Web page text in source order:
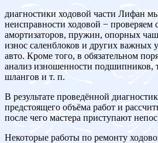
диагностики ходовой части Лифан
неисправности ходовой − проверяем
амортизаторов, пружин, опорных
износ саленблоков и других важных
авто. Кроме того, в обязательном
анализ изношенности подшипников,
шлангов и т. п.
В результате проведённой
предстоящего объёма работ и
после чего мастера приступают
Некоторые работы по ремонту